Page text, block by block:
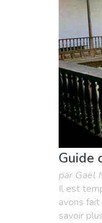
Guide
par Gaël
Il est
avons fait
savoir